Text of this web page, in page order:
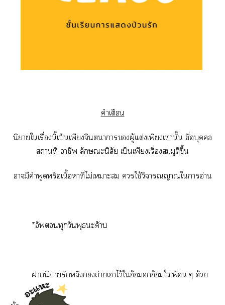
คำเตือน
นิยายใเรื่องนี้เป็นเพียงจินตนาการผู้แต่งเพียงเท่านั้น ชื่อบุคคล
สถานที่ าชีพ ลักษณะนิสัย เป็นเพียงเรื่องสมมุติขึ้น
ามีคำพูดหรือเนื้อาที่ไม่เาะ ใช้วิจารณญาณใาอ่าน
*อัพทุกวันพุธะค้าบ
านิยายรักหลังถ่ายเาไว้ใอ้อมอกอ้อมใเพื่อน ๆ ด้วย